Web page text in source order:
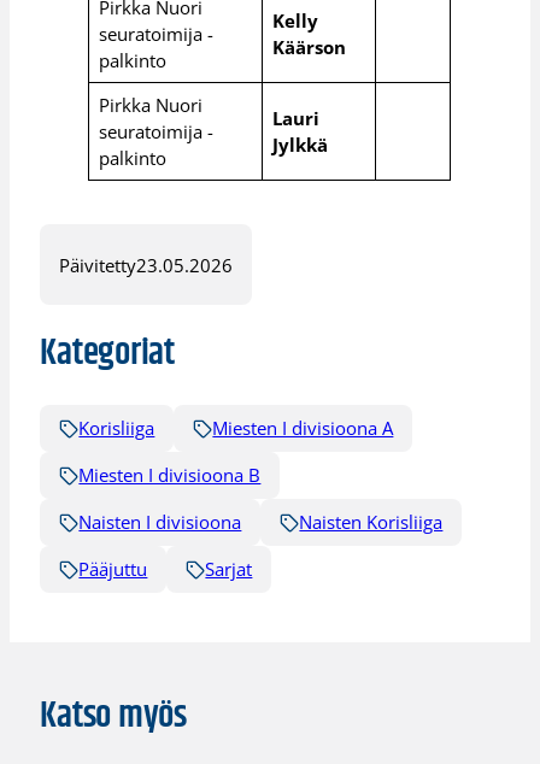
Pirkka Nuori
seuratoimija -
palkinto
Kelly
Käärson
Pirkka Nuori
seuratoimija -
palkinto
Lauri
Jylkkä
Päivitetty23.05.2026
Kategoriat
Korisliiga
Miesten I divisioona A
Miesten I divisioona B
Naisten I divisioona
Naisten Korisliiga
Pääjuttu
Sarjat
Katso myös